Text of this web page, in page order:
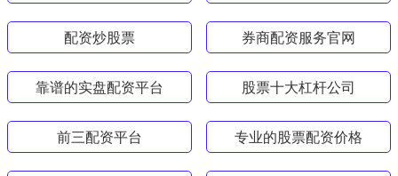
配资炒股票 券商配资服务官网
靠谱的实盘配资平台 股票十大杠杆公司
前三配资平台 专业的股票配资价格